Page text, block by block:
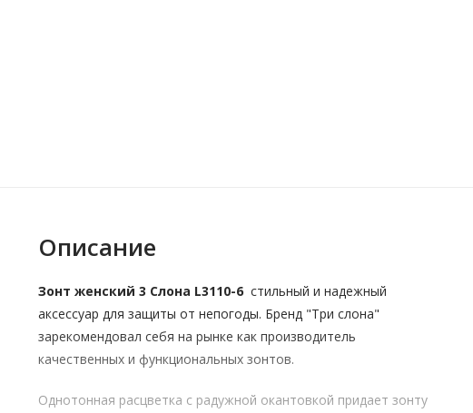
Описание
Зонт женский 3 Cлона L3110-6 стильный и надежный
аксессуар для защиты от непогоды. Бренд "Три слона"
зарекомендовал себя на рынке как производитель
качественных и функциональных зонтов.
Однотонная расцветка с радужной окантовкой придает зонту